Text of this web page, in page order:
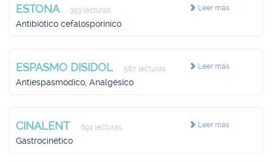
Leer más
ESTONA 393 lecturas
Antibiótico cefalosporínico
Leer más
ESPASMO DISIDOL 567 lecturas
Antiespasmódico, Analgésico
Leer más
CINALENT 692 lecturas
Gastrocinético